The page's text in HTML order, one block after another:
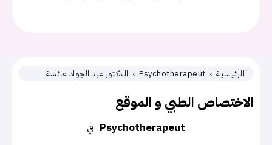
الرئيسية Psychotherapeut الدكتور عبد الجواد عائشة
الاختصاص الطبي و الموقع
في Psychotherapeut